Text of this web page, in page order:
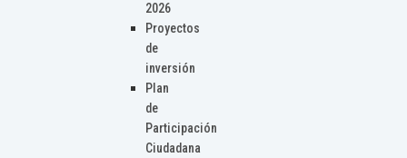
2026
Proyectos
de
inversión
Plan
de
Participación
Ciudadana